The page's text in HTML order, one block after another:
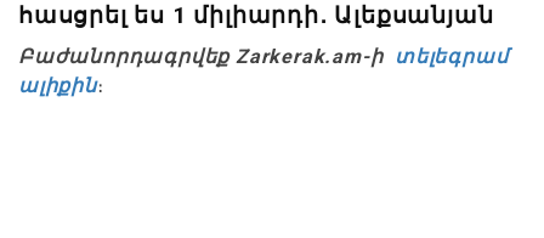
հասցրել ես 1 միլիարդի․ Ալեքսանյան
Բաժանորդագրվեք Zarkerak.am-ի տելեգրամ
ալիքին։